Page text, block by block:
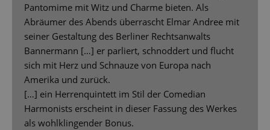
Pantomime mit Witz und Charme bieten. Als
Abräumer des Abends überrascht Elmar Andree mit
seiner Gestaltung des Berliner Rechtsanwalts
Bannermann […] er parliert, schnoddert und flucht
sich mit Herz und Schnauze von Europa nach
Amerika und zurück.
[…] ein Herrenquintett im Stil der Comedian
Harmonists erscheint in dieser Fassung des Werkes
als wohlklingender Bonus.